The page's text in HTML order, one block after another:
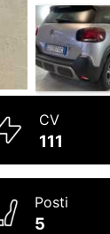
CV
111
Posti
5